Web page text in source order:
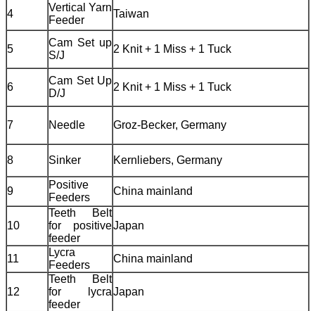
4
Vertical Yarn
Feeder
Taiwan
5
Cam Set up
S/J
2 Knit + 1 Miss + 1 Tuck
6
Cam Set Up
D/J
2 Knit + 1 Miss + 1 Tuck
7 Needle Groz-Becker, Germany
8 Sinker Kernliebers, Germany
9
Positive
Feeders
China mainland
10
Teeth Belt
for positive
feeder
Japan
11
Lycra
Feeders
China mainland
12
Teeth Belt
for lycra
feeder
Japan